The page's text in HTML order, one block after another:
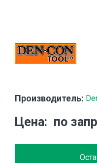
Производитель:
Цена по